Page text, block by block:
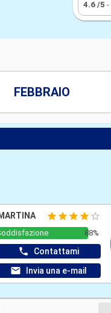
4.6 /5 -
FEBBRAIO
MARTINA
88%
Contattami
Invia una e-mail